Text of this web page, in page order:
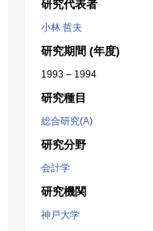
研究代表者
小林 哲夫
研究期間 (年度)
1993 – 1994
研究種目
総合研究(A)
研究分野
会計学
研究機関
神戸大学